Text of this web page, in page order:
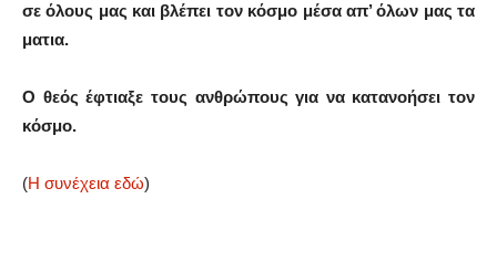
σε όλους μας και βλέπει τον κόσμο μέσα απ’ όλων μας τα
ματια.
Ο θεός έφτιαξε τους ανθρώπους για να κατανοήσει τον
κόσμο.
(Η συνέχεια εδώ)